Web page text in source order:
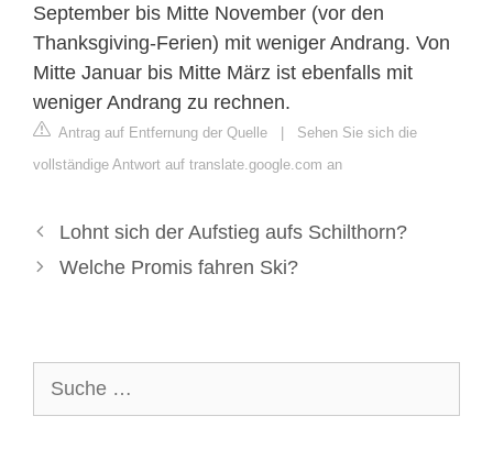
September bis Mitte November (vor den
Thanksgiving-Ferien) mit weniger Andrang. Von
Mitte Januar bis Mitte März ist ebenfalls mit
weniger Andrang zu rechnen.
Antrag auf Entfernung der Quelle | Sehen Sie sich die
vollständige Antwort auf translate.google.com an
Lohnt sich der Aufstieg aufs Schilthorn?
Welche Promis fahren Ski?
nach: